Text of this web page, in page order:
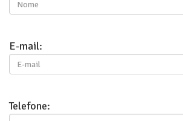
E-mail:
Telefone: